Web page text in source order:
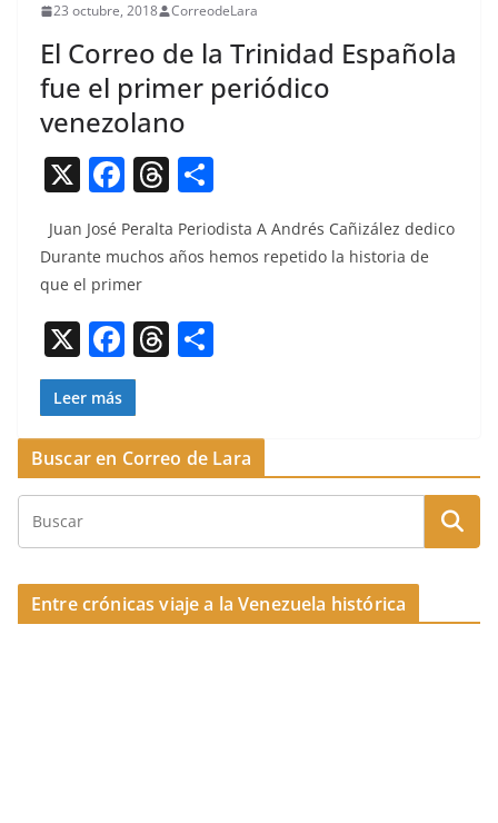
23 octubre, 2018 CorreodeLara
El Correo de la Trinidad Española
fue el primer periódico
venezolano
X F
c
e
b
o
o
k
T
re
d
s
o
m
Juan José Per­al­ta Peri­odista A Andrés Cañizález dedi­co
Durante muchos años hemos repeti­do la his­to­ria de
que el primer
X F
a
c
e
b
o
k
T
a
d
p
ar
Leer más
Buscar en Correo de Lara
Entre crónicas viaje a la Venezuela histórica